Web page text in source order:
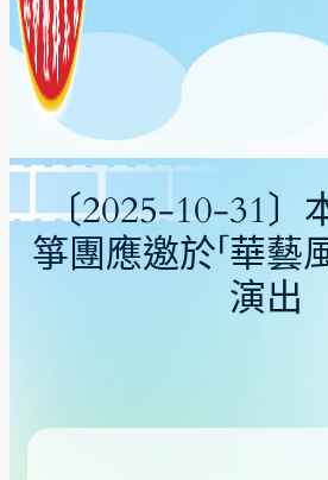
〔2025-10-31〕
箏團應邀於「華藝
演出